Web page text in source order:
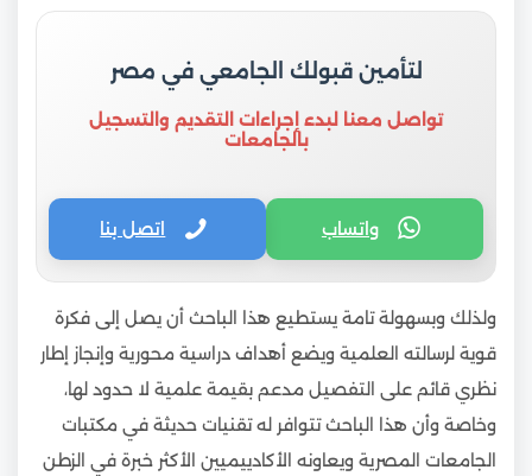
لتأمين قبولك الجامعي في مصر
تواصل معنا لبدء إجراءات التقديم والتسجيل
بالجامعات
واتساب اتصل بنا
ولذلك وبسهولة تامة يستطيع هذا الباحث أن يصل إلى فكرة
قوية لرسالته العلمية ويضع أهداف دراسية محورية وإنجاز إطار
نظري قائم على التفصيل مدعم بقيمة علمية لا حدود لها،
وخاصة وأن هذا الباحث تتوافر له تقنيات حديثة في مكتبات
الجامعات المصرية ويعاونه الأكادييميين الأكثر خبرة في الزطن